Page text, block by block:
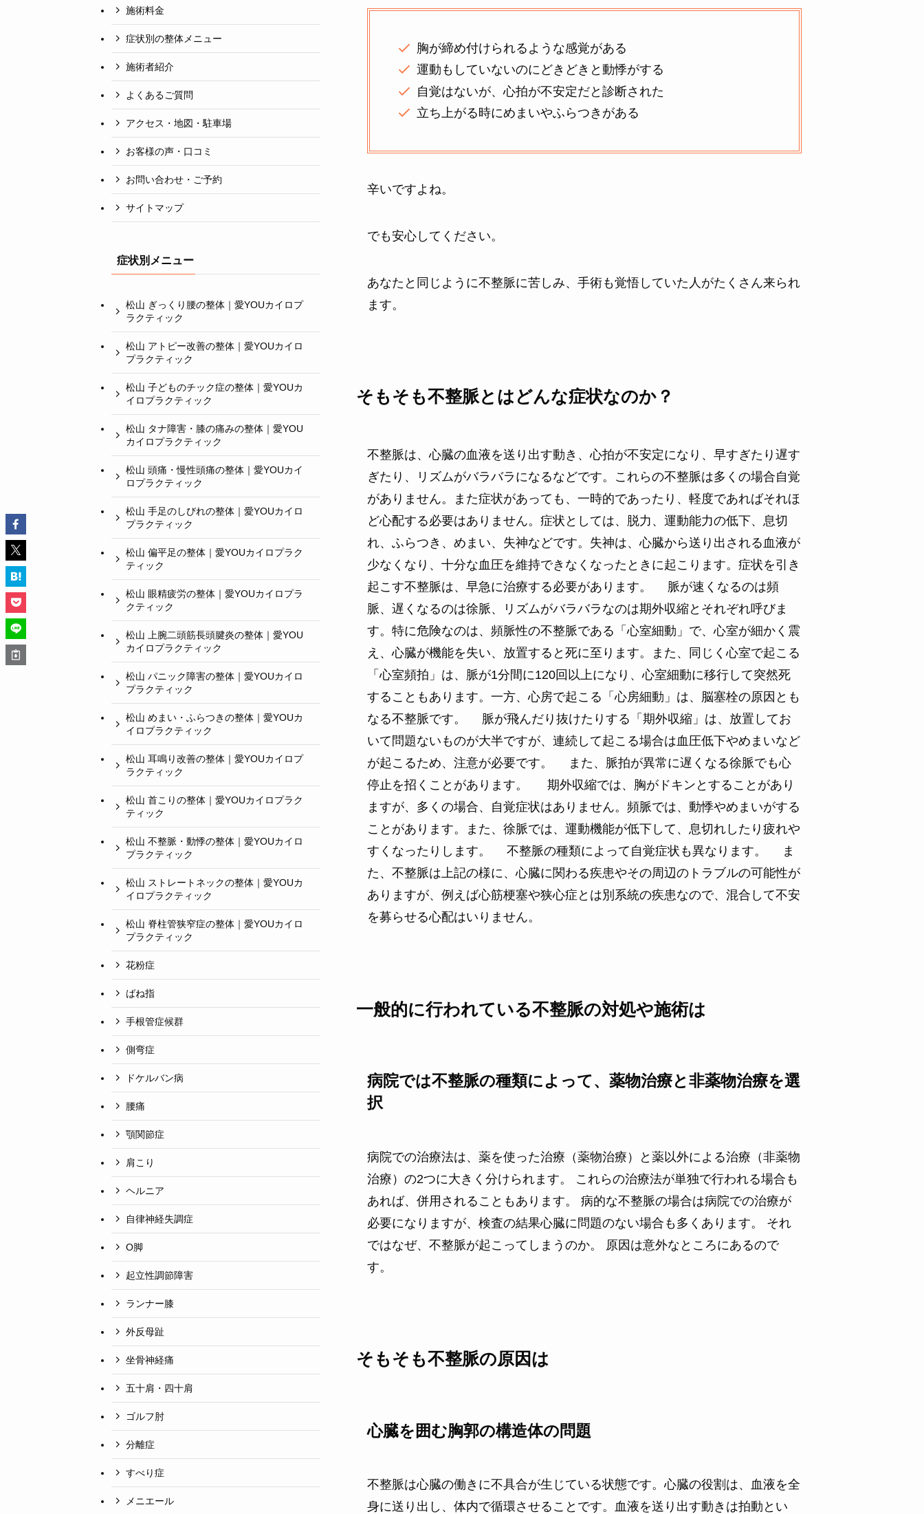
胸が締め付けられるような感覚がある
運動もしていないのにどきどきと動悸がする
自覚はないが、心拍が不安定だと診断された
立ち上がる時にめまいやふらつきがある
辛いですよね。
でも安心してください。
あなたと同じように不整脈に苦しみ、手術も覚悟していた人がたくさん来られ
ます。
そもそも不整脈とはどんな症状なのか？
不整脈は、心臓の血液を送り出す動き、心拍が不安定になり、早すぎたり遅す
ぎたり、リズムがバラバラになるなどです。これらの不整脈は多くの場合自覚
がありません。また症状があっても、一時的であったり、軽度であればそれほ
ど心配する必要はありません。症状としては、脱力、運動能力の低下、息切
れ、ふらつき、めまい、失神などです。失神は、心臓から送り出される血液が
少なくなり、十分な血圧を維持できなくなったときに起こります。症状を引き
起こす不整脈は、早急に治療する必要があります。 脈が速くなるのは頻
脈、遅くなるのは徐脈、リズムがバラバラなのは期外収縮とそれぞれ呼びま
す。特に危険なのは、頻脈性の不整脈である「心室細動」で、心室が細かく震
え、心臓が機能を失い、放置すると死に至ります。また、同じく心室で起こる
「心室頻拍」は、脈が1分間に120回以上になり、心室細動に移行して突然死
することもあります。一方、心房で起こる「心房細動」は、脳塞栓の原因とも
なる不整脈です。 脈が飛んだり抜けたりする「期外収縮」は、放置してお
いて問題ないものが大半ですが、連続して起こる場合は血圧低下やめまいなど
が起こるため、注意が必要です。 また、脈拍が異常に遅くなる徐脈でも心
停止を招くことがあります。 期外収縮では、胸がドキンとすることがあり
ますが、多くの場合、自覚症状はありません。頻脈では、動悸やめまいがする
ことがあります。また、徐脈では、運動機能が低下して、息切れしたり疲れや
すくなったりします。 不整脈の種類によって自覚症状も異なります。 ま
た、不整脈は上記の様に、心臓に関わる疾患やその周辺のトラブルの可能性が
ありますが、例えば心筋梗塞や狭心症とは別系統の疾患なので、混合して不安
を募らせる心配はいりません。
一般的に行われている不整脈の対処や施術は
病院では不整脈の種類によって、薬物治療と非薬物治療を選
択
病院での治療法は、薬を使った治療（薬物治療）と薬以外による治療（非薬物
治療）の2つに大きく分けられます。 これらの治療法が単独で行われる場合も
あれば、併用されることもあります。 病的な不整脈の場合は病院での治療が
必要になりますが、検査の結果心臓に問題のない場合も多くあります。 それ
ではなぜ、不整脈が起こってしまうのか。 原因は意外なところにあるので
す。
そもそも不整脈の原因は
心臓を囲む胸郭の構造体の問題
不整脈は心臓の働きに不具合が生じている状態です。心臓の役割は、血液を全
身に送り出し、体内で循環させることです。血液を送り出す動きは拍動とい
施術料金
症状別の整体メニュー
施術者紹介
よくあるご質問
アクセス・地図・駐車場
お客様の声・口コミ
お問い合わせ・ご予約
サイトマップ
症状別メニュー
松山 ぎっくり腰の整体｜愛YOUカイロプ
ラクティック
松山 アトピー改善の整体｜愛YOUカイロ
プラクティック
松山 子どものチック症の整体｜愛YOUカ
イロプラクティック
松山 タナ障害・膝の痛みの整体｜愛YOU
カイロプラクティック
松山 頭痛・慢性頭痛の整体｜愛YOUカイ
ロプラクティック
松山 手足のしびれの整体｜愛YOUカイロ
プラクティック
松山 偏平足の整体｜愛YOUカイロプラク
ティック
松山 眼精疲労の整体｜愛YOUカイロプラ
クティック
松山 上腕二頭筋長頭腱炎の整体｜愛YOU
カイロプラクティック
松山 パニック障害の整体｜愛YOUカイロ
プラクティック
松山 めまい・ふらつきの整体｜愛YOUカ
イロプラクティック
松山 耳鳴り改善の整体｜愛YOUカイロプ
ラクティック
松山 首こりの整体｜愛YOUカイロプラク
ティック
松山 不整脈・動悸の整体｜愛YOUカイロ
プラクティック
松山 ストレートネックの整体｜愛YOUカ
イロプラクティック
松山 脊柱管狭窄症の整体｜愛YOUカイロ
プラクティック
花粉症
ばね指
手根管症候群
側弯症
ドケルバン病
腰痛
顎関節症
肩こり
ヘルニア
自律神経失調症
O脚
起立性調節障害
ランナー膝
外反母趾
坐骨神経痛
五十肩・四十肩
ゴルフ肘
分離症
すべり症
メニエール